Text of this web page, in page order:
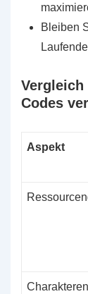
Bleiben
Vergleich
Codes
Aspekt